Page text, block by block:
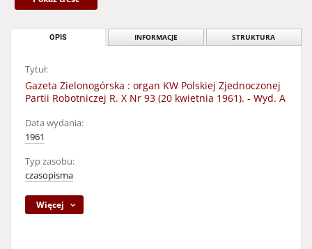
OPIS INFORMACJE STRUKTURA
Tytuł:
Gazeta Zielonogórska : organ KW Polskiej Zjednoczonej
Partii Robotniczej R. X Nr 93 (20 kwietnia 1961). - Wyd. A
Data wydania:
1961
Typ zasobu:
czasopisma
Więcej